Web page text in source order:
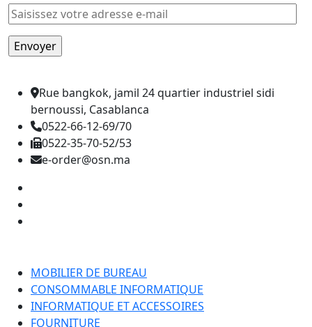
Rue bangkok, jamil 24 quartier industriel sidi
bernoussi, Casablanca
0522-66-12-69/70
0522-35-70-52/53
e-order@osn.ma
MOBILIER DE BUREAU
CONSOMMABLE INFORMATIQUE
INFORMATIQUE ET ACCESSOIRES
FOURNITURE